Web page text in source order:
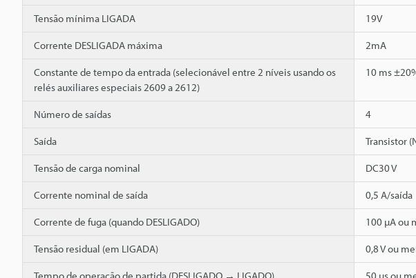
Tensão mínima LIGADA 19V
Corrente DESLIGADA máxima 2mA
Constante de tempo da entrada (selecionável entre 2 níveis usando os
relés auxiliares especiais 2609 a 2612)
10 ms
Número de saídas 4
Saída Transistor
Tensão de carga nominal DC30 V
Corrente nominal de saída 0,5 A/saída
Corrente de fuga (quando DESLIGADO) 100 µA ou
Tensão residual (em LIGADA) 0,8 V ou